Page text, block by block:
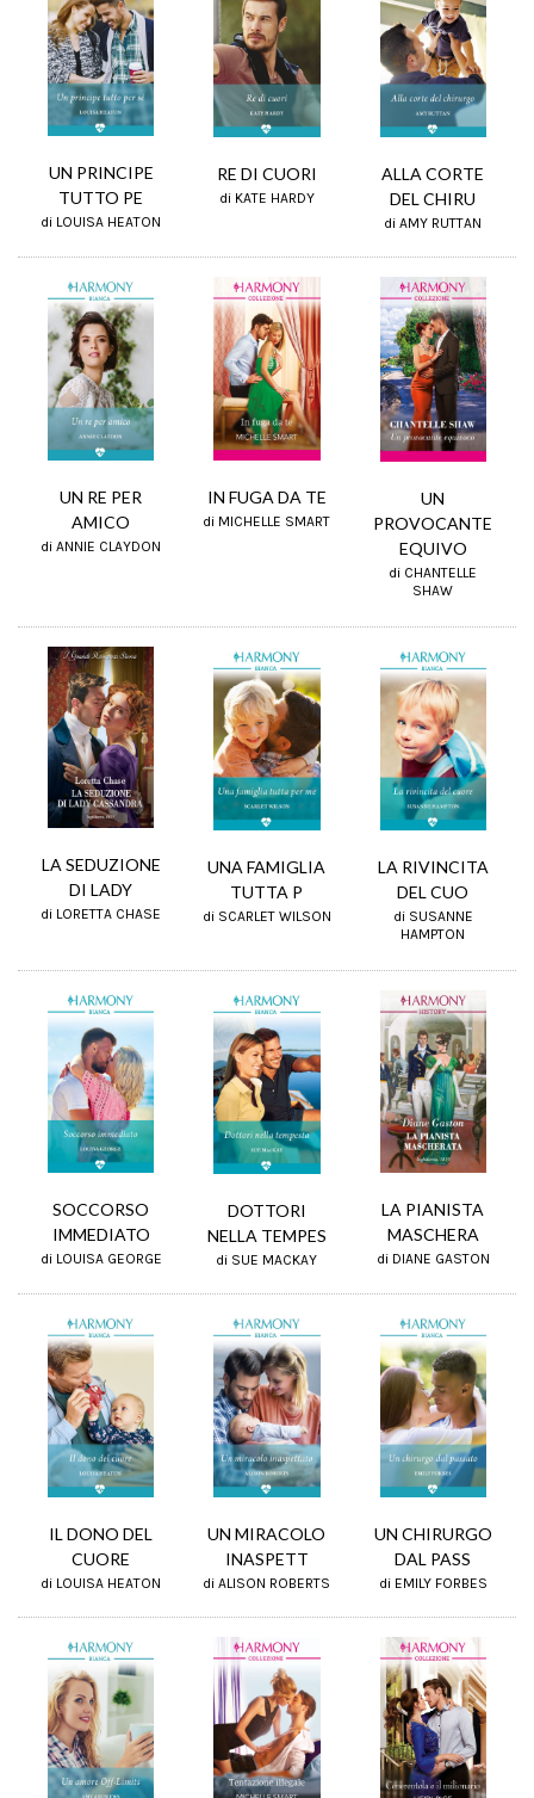
UN PRINCIPE
TUTTO PE
di LOUISA HEATON
RE DI CUORI
di KATE HARDY
ALLA CORTE
DEL CHIRU
di AMY RUTTAN
UN RE PER
AMICO
di ANNIE CLAYDON
IN FUGA DA TE
di MICHELLE SMART
UN
PROVOCANTE
EQUIVO
di CHANTELLE
SHAW
LA SEDUZIONE
DI LADY
di LORETTA CHASE
UNA FAMIGLIA
TUTTA P
di SCARLET WILSON
LA RIVINCITA
DEL CUO
di SUSANNE
HAMPTON
SOCCORSO
IMMEDIATO
di LOUISA GEORGE
DOTTORI
NELLA TEMPES
di SUE MACKAY
LA PIANISTA
MASCHERA
di DIANE GASTON
IL DONO DEL
CUORE
di LOUISA HEATON
UN MIRACOLO
INASPETT
di ALISON ROBERTS
UN CHIRURGO
DAL PASS
di EMILY FORBES